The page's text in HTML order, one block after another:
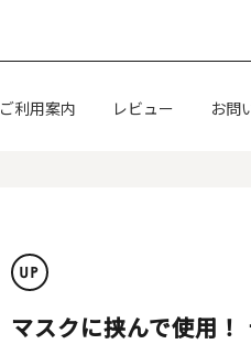
ご利用案内 レビュー お問
マスクに挟んで使用